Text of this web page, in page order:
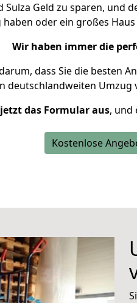
Geld zu sparen, und
oder ein großes
Wir haben immer die
dass Sie die besten
deutschlandweiten Umzug
das Formular aus, und
Kostenlose